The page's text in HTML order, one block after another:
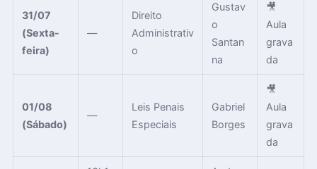
31/07
(Sexta-
feira)
—
Direito
Administrativ
o
Gustav
o
Santan
na
🎥
Aula
grava
da
01/08
(Sábado)
—
Leis Penais
Especiais
Gabriel
Borges
🎥
Aula
grava
da